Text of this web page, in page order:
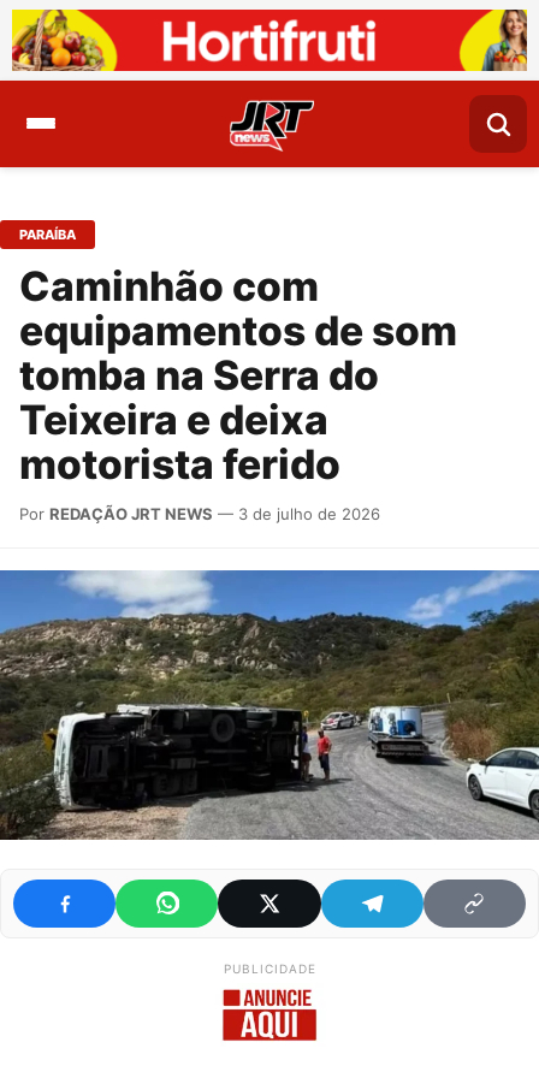
PARAÍBA
Caminhão com
equipamentos de som
tomba na Serra do
Teixeira e deixa
motorista ferido
Por REDAÇÃO JRT NEWS — 3 de julho de 2026
PUBLICIDADE